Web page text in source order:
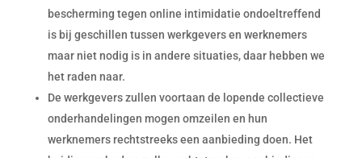
bescherming tegen online intimidatie ondoeltreffend
is bij geschillen tussen werkgevers en werknemers
maar niet nodig is in andere situaties, daar hebben we
het raden naar.
De werkgevers zullen voortaan de lopende collectieve
onderhandelingen mogen omzeilen en hun
werknemers rechtstreeks een aanbieding doen. Het